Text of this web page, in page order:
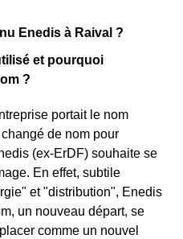
Enedis à Raival ?
et pourquoi
?
portait le nom
de nom pour
(ex-ErDF) souhaite se
En effet, subtile
et "distribution", Enedis
un nouveau départ, se
comme un nouvel